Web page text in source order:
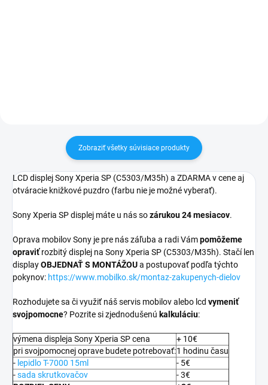
Zobraziť všetky súvisiace produkty
LCD displej Sony Xperia SP (C5303/M35h) a ZDARMA v cene aj
otváracie knižkové puzdro (farbu nie je možné vyberať).
Sony Xperia SP displej máte u nás sozárukou 24 mesiacov.
Oprava mobilov Sony je pre nás záľuba a radi Vámpomôžeme
opraviťrozbitý displej na Sony Xperia SP (C5303/M35h). Stačí len
displayOBJEDNAŤ S MONTÁŽOUa postupovať podľa týchto
pokynov: https://www.mobilko.sk/montaz-zakupenych-dielov
Rozhodujete sa či využiť náš servis mobilov alebo lcd vymeniť
svojpomocne? Pozrite si zjednodušenú kalkuláciu:
výmena displeja Sony Xperia SP cena
+ 10€
pri svojpomocnej oprave budete potrebovať:1 hodinu času
- lepidlo T-7000 15ml
- 5€
-sada skrutkovačov
- 3€